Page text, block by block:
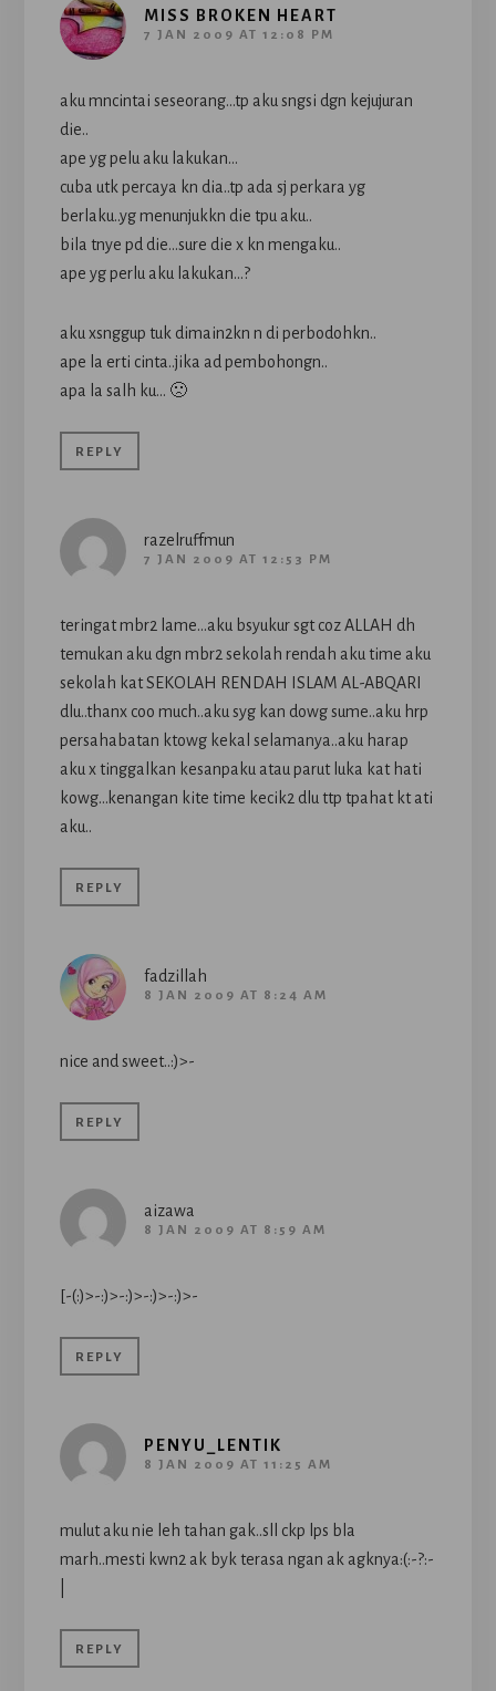
MISS BROKEN HEART
7 JAN 2009 AT 12:08 PM
aku mncintai seseorang…tp aku sngsi dgn kejujuran
die..
ape yg pelu aku lakukan…
cuba utk percaya kn dia..tp ada sj perkara yg
berlaku..yg menunjukkn die tpu aku..
bila tnye pd die…sure die x kn mengaku..
ape yg perlu aku lakukan…?
aku xsnggup tuk dimain2kn n di perbodohkn..
ape la erti cinta..jika ad pembohongn..
apa la salh ku… 🙁
REPLY
razelruffmun
7 JAN 2009 AT 12:53 PM
teringat mbr2 lame…aku bsyukur sgt coz ALLAH dh
temukan aku dgn mbr2 sekolah rendah aku time aku
sekolah kat SEKOLAH RENDAH ISLAM AL-ABQARI
dlu..thanx coo much..aku syg kan dowg sume..aku hrp
persahabatan ktowg kekal selamanya..aku harap
aku x tinggalkan kesanpaku atau parut luka kat hati
kowg…kenangan kite time kecik2 dlu ttp tpahat kt ati
aku..
REPLY
fadzillah
8 JAN 2009 AT 8:24 AM
nice and sweet..:)>-
REPLY
aizawa
8 JAN 2009 AT 8:59 AM
[-(:)>-:)>-:)>-:)>-:)>-
REPLY
PENYU_LENTIK
8 JAN 2009 AT 11:25 AM
mulut aku nie leh tahan gak..sll ckp lps bla
marh..mesti kwn2 ak byk terasa ngan ak agknya:(:-?:-
REPLY